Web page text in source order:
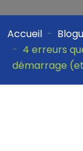
Accueil
4 erreurs
démarrage